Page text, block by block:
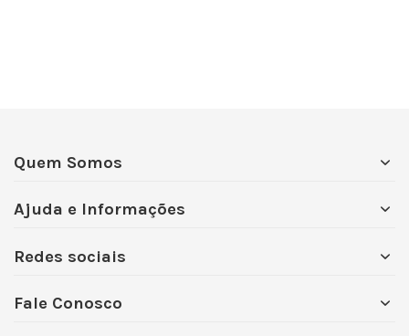
Quem Somos
Ajuda e Informações
Redes sociais
Fale Conosco